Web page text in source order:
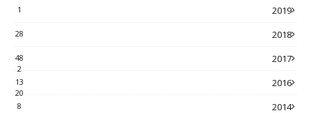
2019
1
2018
28
2017
48
2
2016
13
20
2014
8